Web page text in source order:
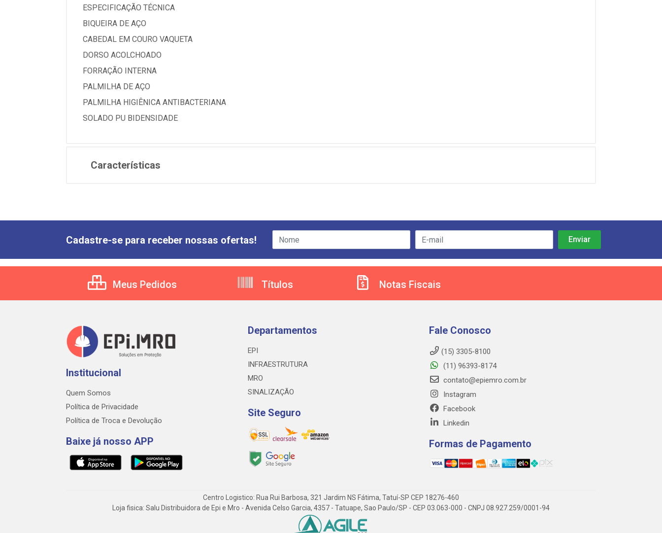
ESPECIFICAÇÃO TÉCNICA
BIQUEIRA DE AÇO
CABEDAL EM COURO VAQUETA
DORSO ACOLCHOADO
FORRAÇÃO INTERNA
PALMILHA DE AÇO
PALMILHA HIGIÊNICA ANTIBACTERIANA
SOLADO PU BIDENSIDADE
Características
Cadastre-se para receber nossas ofertas!
Meus Pedidos Títulos Notas Fiscais
Institucional
Quem Somos
Política de Privacidade
Política de Troca e Devolução
Baixe já nosso APP
Departamentos
EPI
INFRAESTRUTURA
MRO
SINALIZAÇÃO
Site Seguro
Fale Conosco
(15) 3305-8100
(11) 96393-8174
contato@epiemro.com.br
Instagram
Facebook
Linkedin
Formas de Pagamento
Centro Logistico: Rua Rui Barbosa, 321 Jardim NS Fátima, Tatuí-SP CEP 18276-460
Loja fisica: Salu Distribuidora de Epi e Mro - Avenida Celso Garcia, 4357 - Tatuape, Sao Paulo/SP - CEP 03.063-000 - CNPJ 08.927.259/0001-94